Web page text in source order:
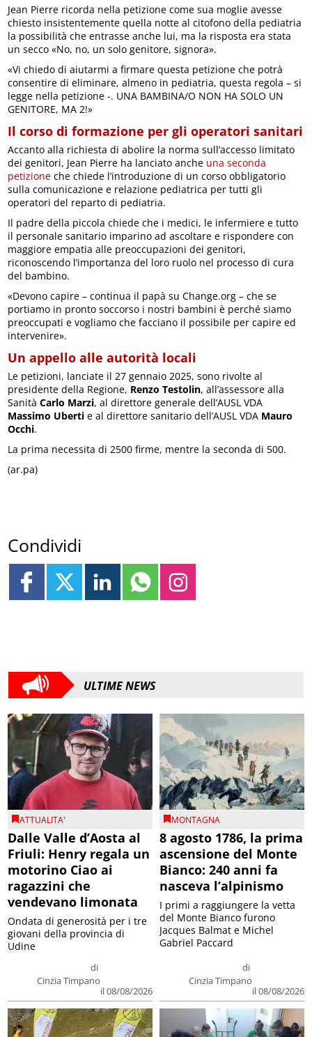
Jean Pierre ricorda nella petizione come sua moglie avesse
chiesto insistentemente quella notte al citofono della pediatria
la possibilità che entrasse anche lui, ma la risposta era stata
un secco «No, no, un solo genitore, signora».
«Vi chiedo di aiutarmi a firmare questa petizione che potrà
consentire di eliminare, almeno in pediatria, questa regola – si
legge nella petizione -. UNA BAMBINA/O NON HA SOLO UN
GENITORE, MA 2!»
Il corso di formazione per gli operatori sanitari
Accanto alla richiesta di abolire la norma sull’accesso limitato
dei genitori, Jean Pierre ha lanciato anche una seconda
petizione che chiede l’introduzione di un corso obbligatorio
sulla comunicazione e relazione pediatrica per tutti gli
operatori del reparto di pediatria.
Il padre della piccola chiede che i medici, le infermiere e tutto
il personale sanitario imparino ad ascoltare e rispondere con
maggiore empatia alle preoccupazioni dei genitori,
riconoscendo l’importanza del loro ruolo nel processo di cura
del bambino.
«Devono capire – continua il papà su Change.org – che se
portiamo in pronto soccorso i nostri bambini è perché siamo
preoccupati e vogliamo che facciano il possibile per capire ed
intervenire».
Un appello alle autorità locali
Le petizioni, lanciate il 27 gennaio 2025, sono rivolte al
presidente della Regione, Renzo Testolin, all’assessore alla
SanitàCarlo Marzi, al direttore generale dell’AUSL VDA
Massimo Uberti e al direttore sanitario dell’AUSL VDA Mauro
Occhi.
La prima necessita di 2500 firme, mentre la seconda di 500.
(ar.pa)
Condividi
ULTIME NEWS
ATTUALITA'
Dalle Valle d’Aosta al
Friuli: Henry regala un
motorino Ciao ai
ragazzini che
vendevano limonata
di
Cinzia Timpano
il 08/08/2026
Ondata di generosità per i tre
giovani della provincia di
Udine
MONTAGNA
8 agosto 1786, la prima
ascensione del Monte
Bianco: 240 anni fa
nasceva l’alpinismo
di
Cinzia Timpano
il 08/08/2026
I primi a raggiungere la vetta
del Monte Bianco furono
Jacques Balmat e Michel
Gabriel Paccard